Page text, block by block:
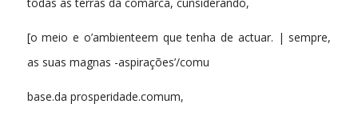
[o meio e o’ambienteem que tenha de actuar. | sempre,
as suas magnas -aspirações’/comu
base.da prosperidade.comum,